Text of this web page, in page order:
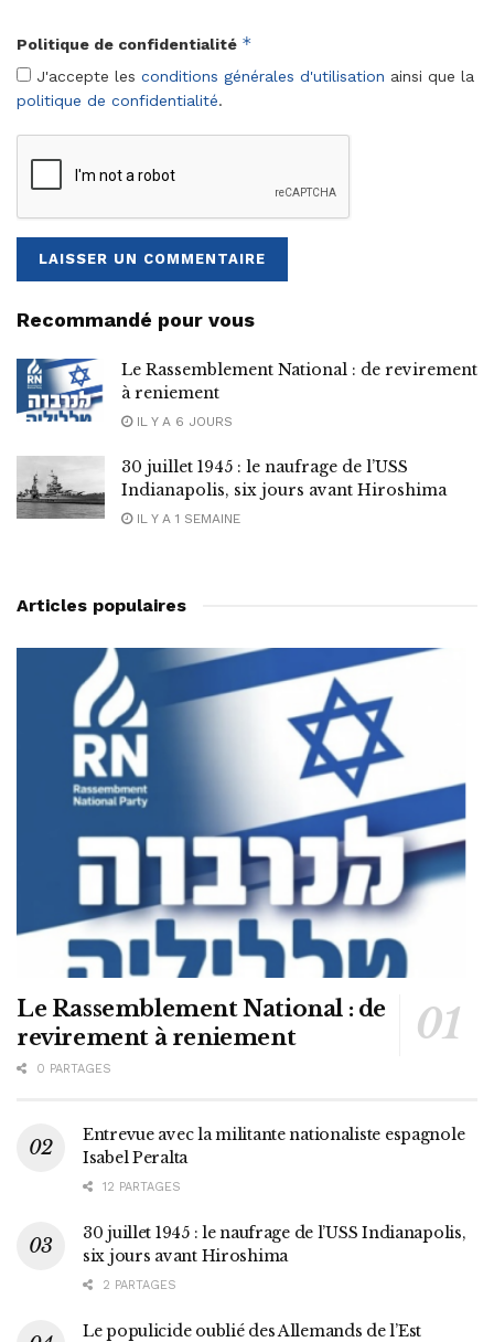
Politique de confidentialité *
J'accepte les conditions générales d'utilisation ainsi que la
politique de confidentialité.
Recommandé pour vous
Le Rassemblement National : de revirement
à reniement
IL Y A 6 JOURS
30 juillet 1945 : le naufrage de l’USS
Indianapolis, six jours avant Hiroshima
IL Y A 1 SEMAINE
Articles populaires
Le Rassemblement National : de
revirement à reniement
0 PARTAGES
Entrevue avec la militante nationaliste espagnole
Isabel Peralta
12 PARTAGES
30 juillet 1945 : le naufrage de l’USS Indianapolis,
six jours avant Hiroshima
2 PARTAGES
Le populicide oublié des Allemands de l’Est